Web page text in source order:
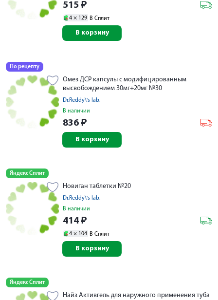
515 ₽
4 × 129 В Сплит
В корзину
По рецепту
Омез ДСР капсулы с модифицированным
высвобождением 30мг+20мг №30
Dr.Reddy\'s lab.
В наличии
836 ₽
В корзину
Яндекс Сплит
Новиган таблетки №20
Dr.Reddy\'s lab.
В наличии
414 ₽
4 × 104 В Сплит
В корзину
Яндекс Сплит
Найз Активгель для наружного применения туба